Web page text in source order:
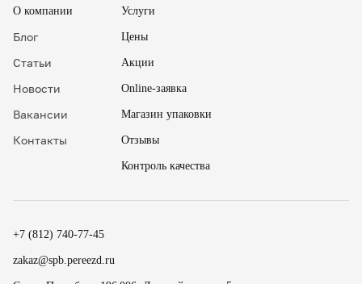
О компании
Блог
Статьи
Новости
Вакансии
Контакты
Услуги
Цены
Акции
Online-заявка
Магазин упаковки
Отзывы
Контроль качества
+7 (812) 740-77-45
zakaz@spb.pereezd.ru